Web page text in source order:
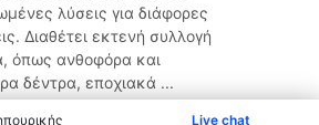
Live chat
λύσεις για διάφορες
Διαθέτει εκτενή συλλογή
όπως ανθοφόρα και
δέντρα, εποχιακά ...